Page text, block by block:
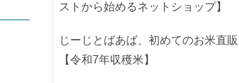
ストから始めるネットショップ】
じーじとばあば、初めてのお米直
【令和7年収穫米】